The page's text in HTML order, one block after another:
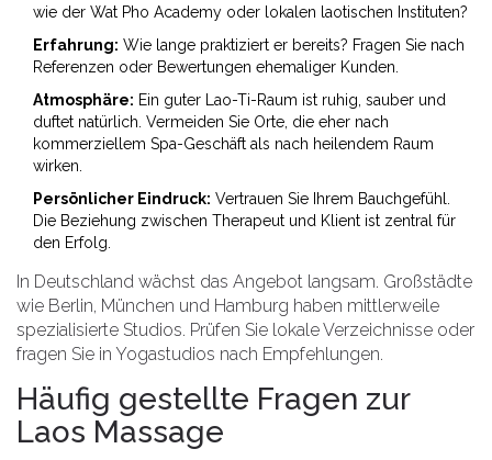
wie der Wat Pho Academy oder lokalen laotischen Instituten?
Erfahrung: Wie lange praktiziert er bereits? Fragen Sie nach
Referenzen oder Bewertungen ehemaliger Kunden.
Atmosphäre: Ein guter Lao-Ti-Raum ist ruhig, sauber und
duftet natürlich. Vermeiden Sie Orte, die eher nach
kommerziellem Spa-Geschäft als nach heilendem Raum
wirken.
Persönlicher Eindruck: Vertrauen Sie Ihrem Bauchgefühl.
Die Beziehung zwischen Therapeut und Klient ist zentral für
den Erfolg.
In Deutschland wächst das Angebot langsam. Großstädte
wie Berlin, München und Hamburg haben mittlerweile
spezialisierte Studios. Prüfen Sie lokale Verzeichnisse oder
fragen Sie in Yogastudios nach Empfehlungen.
Häufig gestellte Fragen zur
Laos Massage